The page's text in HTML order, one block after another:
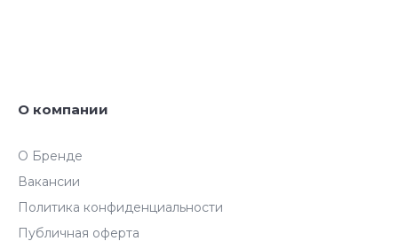
О компании
О Бренде
Вакансии
Политика конфиденциальности
Публичная оферта